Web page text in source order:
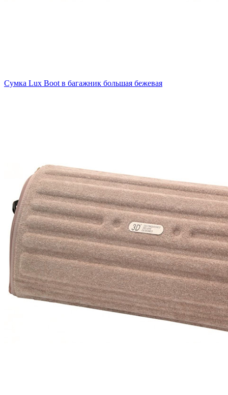
Сумка Lux Boot в багажник большая бежевая